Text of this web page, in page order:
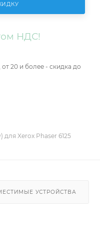
НДС!
20 и более - скидка до
Xerox Phaser 6125
УСТРОЙСТВА